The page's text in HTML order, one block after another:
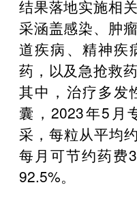
结果落地实施相
采涵盖感染、肿
道疾病、精神疾
药，以及急抢救
其中，治疗多发
囊，2023年5月
采，每粒从平均
每月可节约药费
92.5%。